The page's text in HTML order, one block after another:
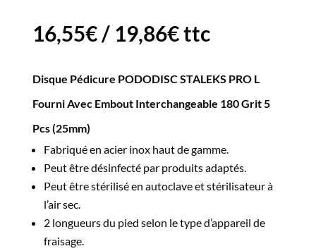
16,55€/ 19,86€ttc
Disque Pédicure PODODISC STALEKS PRO L
Fourni Avec Embout Interchangeable 180 Grit 5
Pcs (25mm)
Fabriqué en acier inox haut de gamme.
Peut être désinfecté par produits adaptés.
Peut être stérilisé en autoclave et stérilisateur à
l’air sec.
2 longueurs du pied selon le type d’appareil de
fraisage.